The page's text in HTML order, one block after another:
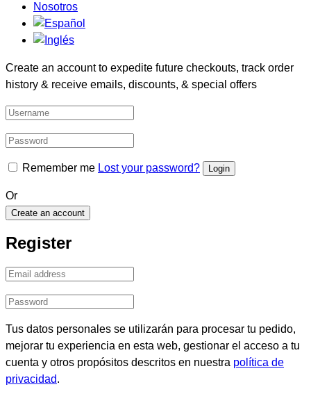
Nosotros
Create an account to expedite future checkouts, track order
history & receive emails, discounts, & special offers
Remember me Lost your password?
Or
Create an account
Register
Tus datos personales se utilizarán para procesar tu pedido,
mejorar tu experiencia en esta web, gestionar el acceso a tu
cuenta y otros propósitos descritos en nuestra política de
privacidad.